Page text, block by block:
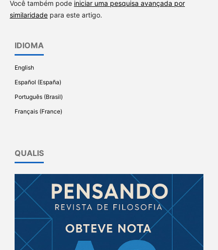
Você também pode iniciar uma pesquisa avançada por
similaridadepara este artigo.
IDIOMA
English
Español (España)
Português (Brasil)
Français (France)
QUALIS